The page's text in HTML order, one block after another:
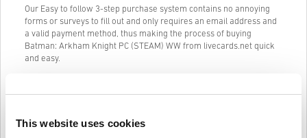
This website uses cookies
Our Easy to follow 3-step purchase system contains no annoying
forms or surveys to fill out and only requires an email address and
a valid payment method, thus making the process of buying
Batman: Arkham Knight PC (STEAM) WW from livecards.net quick
and easy.